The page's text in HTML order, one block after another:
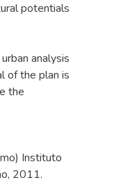
potentials
analysis
of the plan is
the
Instituto
2011.